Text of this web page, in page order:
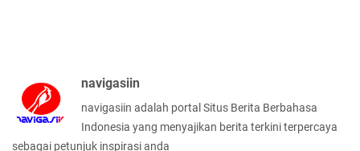
navigasiin
navigasiin adalah portal Situs Berita Berbahasa
Indonesia yang menyajikan berita terkini terpercaya
sebagai petunjuk inspirasi anda